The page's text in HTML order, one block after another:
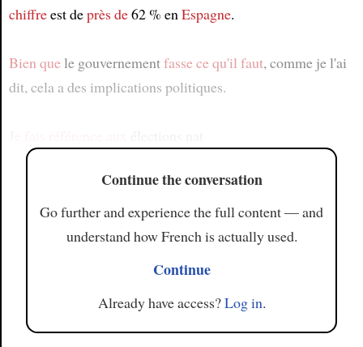
chiffreest deprès de62 % enEspagne.
Bien quele gouvernementfasse ce qu'il faut, comme je l'ai
dit, cela a des implications politiques.
Continue the conversation
Go further and experience the full content — and
understand how French is actually used.
Continue
Already have access?Log in.